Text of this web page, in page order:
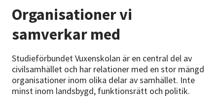
För dig som
Sök kurser och evenemang
Om SV
Starta studiecirkel
Organisationer vi
samverkar med
Studieförbundet Vuxenskolan är en central del av
civilsamhället och har relationer med en stor mängd
organisationer inom olika delar av samhället. Inte
minst inom landsbygd, funktionsrätt och politik.